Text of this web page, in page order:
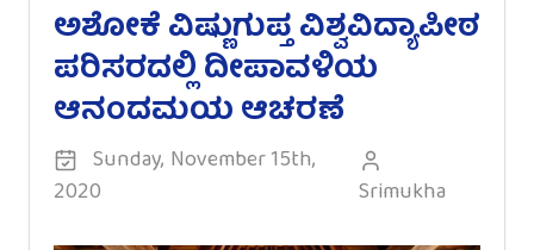
ಅಶೋಕೆ ವಿಷ್ಣುಗುಪ್ತ ವಿಶ್ವವಿದ್ಯಾಪೀಠ
ಪರಿಸರದಲ್ಲಿ ದೀಪಾವಳಿಯ
ಆನಂದಮಯ ಆಚರಣೆ
Sunday, November 15th,
2020
Srimukha